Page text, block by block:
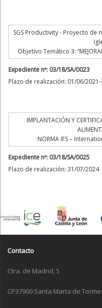
SGS Productivity - Proyecto
Objetivo Temático 3:
Expediente nº: 03/18/SA/0023
Plazo de realización: 01/06/
IMPLANTACIÓN Y
NORMA IFS –
Expediente nº: 03/18/SA/0025
Plazo de realización: 31/07/2024
Contacto
Ctra. de Madrid, 5
CP37900 Santa Marta de